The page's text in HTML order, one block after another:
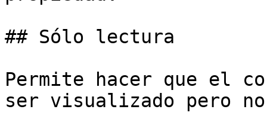
## Sólo lectura
Permite hacer que el
ser visualizado pero